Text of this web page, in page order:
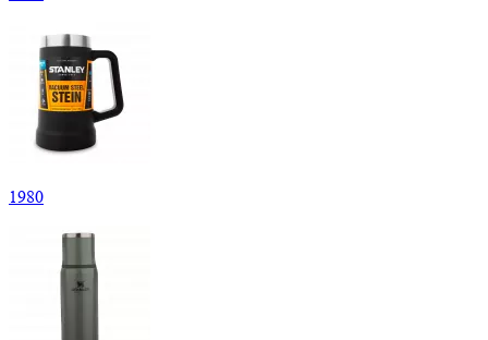
1980